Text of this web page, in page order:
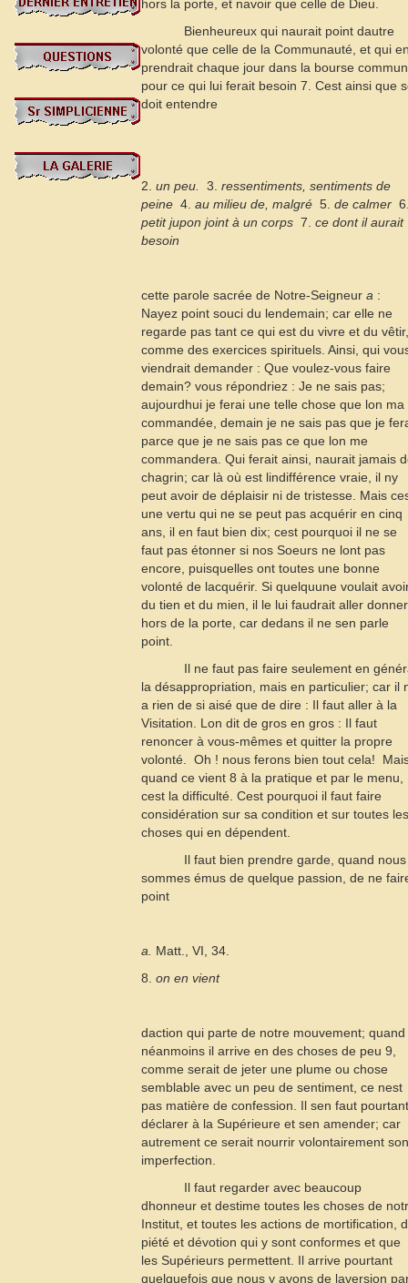
hors la porte, et navoir que celle de Dieu.
Bienheureux qui naurait point dautre
volonté que celle de la Communauté, et qui
prendrait chaque jour dans la bourse
pour ce qui lui ferait besoin 7 . Cest ainsi que
doit entendre
2. un peu.  3. ressentiments, sentiments de
peine  4. au milieu de, malgré  5. de calmer 
petit jupon joint à un corps  7. ce dont il aurait
besoin
cette parole sacrée de Notre-Seigneur a :
Nayez point souci du lendemain; car elle ne
regarde pas tant ce qui est du vivre et du vêtir,
comme des exercices spirituels. Ainsi, qui
viendrait demander : Que voulez-vous faire
demain? vous répondriez : Je ne sais pas;
aujourdhui je ferai une telle chose que lon ma
commandée, demain je ne sais pas que je
parce que je ne sais pas ce que lon me
commandera. Qui ferait ainsi, naurait jamais
chagrin; car là où est lindifférence vraie, il ny
peut avoir de déplaisir ni de tristesse. Mais
une vertu qui ne se peut pas acquérir en cinq
ans, il en faut bien dix; cest pourquoi il ne se
faut pas étonner si nos Soeurs ne lont pas
encore, puisquelles ont toutes une bonne
volonté de lacquérir. Si quelquune voulait
du tien et du mien, il le lui faudrait aller donner
hors de la porte, car dedans il ne sen parle
point.
Il ne faut pas faire seulement en
la désappropriation, mais en particulier; car il
a rien de si aisé que de dire : Il faut aller à la
Visitation. Lon dit de gros en gros : Il faut
renoncer à vous-mêmes et quitter la propre
volonté.  Oh ! nous ferons bien tout cela! 
quand ce vient 8 à la pratique et par le menu,
cest la difficulté. Cest pourquoi il faut faire
considération sur sa condition et sur toutes les
choses qui en dépendent.
Il faut bien prendre garde, quand nous
sommes émus de quelque passion, de ne
point
a.
Matt., VI, 34.
8. on en vient
daction qui parte de notre mouvement; quand
néanmoins il arrive en des choses de peu 9
comme serait de jeter une plume ou chose
semblable avec un peu de sentiment, ce nest
pas matière de confession. Il sen faut pourtant
déclarer à la Supérieure et sen amender; car
autrement ce serait nourrir volontairement son
imperfection.
Il faut regarder avec beaucoup
dhonneur et destime toutes les choses de
Institut, et toutes les actions de mortification,
piété et dévotion qui y sont conformes et que
les Supérieurs permettent. Il arrive pourtant
quelquefois que nous y avons de laversion